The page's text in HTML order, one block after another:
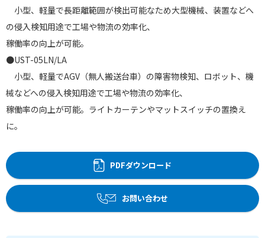
小型、軽量で長距離範囲が検出可能なため大型機械、装置などへ
の侵入検知用途で工場や物流の効率化、
稼働率の向上が可能。
●UST-05LN/LA
小型、軽量でAGV（無人搬送台車）の障害物検知、ロボット、機
械などへの侵入検知用途で工場や物流の効率化、
稼働率の向上が可能。ライトカーテンやマットスイッチの置換え
に。
PDFダウンロード
お問い合わせ